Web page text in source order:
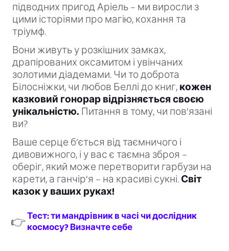
підводних пригод Аріель – ми виросли з
цими історіями про магію, кохання та
тріумф.
Вони живуть у розкішних замках,
драпірованих оксамитом і увінчаних
золотими діадемами. Чи то доброта
Білосніжки, чи любов Беллі до книг, кожен
казковий гонорар відрізняється своєю
унікальністю. Питання в тому, чи пов’язані
ви?
Ваше серце б’ється від таємничого і
дивовижного, і у вас є таємна зброя –
оберіг, який може перетворити гарбузи на
карети, а ганчір’я – на красиві сукні. Світ
казок у ваших руках!
👉Тест: ти мандрівник в часі чи дослідник
космосу? Визначте себе